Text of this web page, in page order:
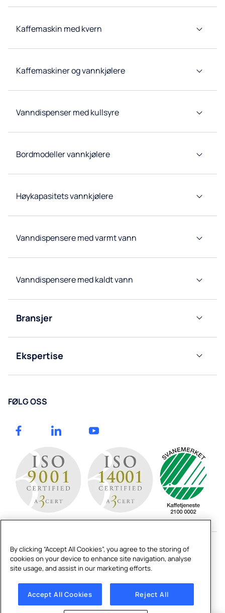
Konsepter
og hotell
system
Svanemerket
og tilbehør
Kaffemaskin med kvern
Kaffemaskiner og vannkjølere
Vanndispenser med kullsyre
Bordmodeller vannkjølere
Høykapasitets vannkjølere
Vanndispensere med varmt vann
Vanndispensere med kaldt vann
Bransjer
Kontor
Horeca
utdanning
velvære
Bygg
anlegg
Industri
offshore
Ekspertise
Kildevannseksperter
Kaffeeksperter
Innovasjon
Bærekraft
Renovert
kaffemaskin
Bruk og daglig
rengjøring av
FØLG OSS
Copyright © 2026 Culligan Norge
Bruksbetingelser|Personvernerklæring|Retningslinjer for
cookies
Cookies Settings
By clicking “Accept All Cookies”, you agree to the storing of
cookies on your device to enhance site navigation, analyse
site usage, and assist in our marketing efforts.
Accept All Cookies Reject All